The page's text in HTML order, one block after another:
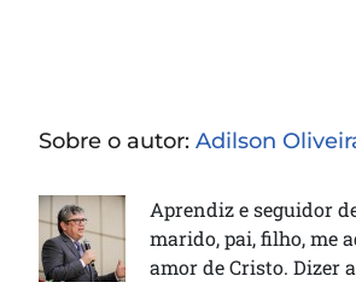
Sobre o autor: Adilson
Aprendiz e seguidor
marido, pai, filho, me
amor de Cristo. Dizer